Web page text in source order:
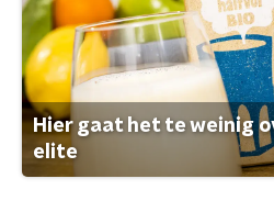
Hier gaat het te weinig
elite